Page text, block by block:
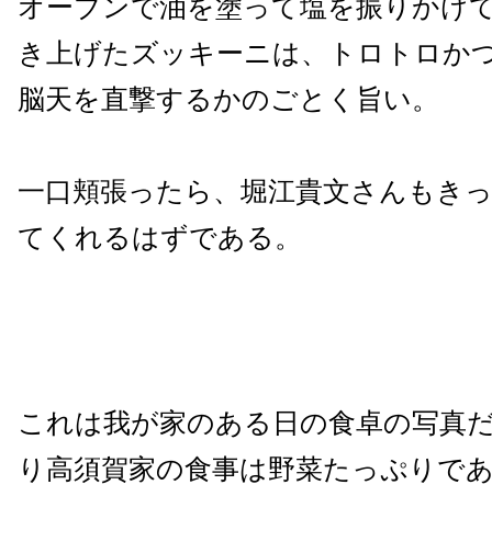
オーブンで油を塗って塩を振りかけ
き上げたズッキーニは、トロトロか
脳天を直撃するかのごとく旨い。
一口頬張ったら、堀江貴文さんもき
てくれるはずである。
これは我が家のある日の食卓の写真
り高須賀家の食事は野菜たっぷりで